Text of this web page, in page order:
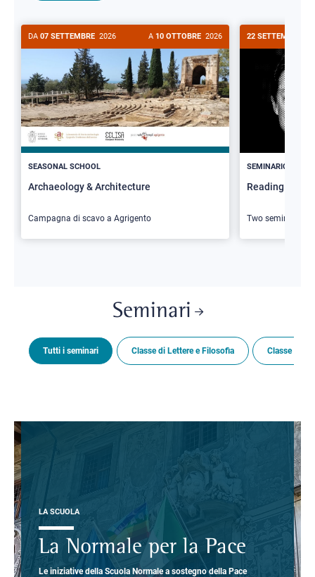
DA 07 SETTEMBRE 2026 A 10 OTTOBRE 2026
SEASONAL SCHOOL
Archaeology & Architecture
Campagna di scavo a Agrigento
22 SETTEMBRE
SEMINARIO
Reading
Two seminars
Seminari
Tutti i seminari Classe di Lettere e Filosofia Classe di
LA SCUOLA
La Normale per la Pace
Le iniziative della Scuola Normale a sostegno della Pace